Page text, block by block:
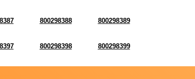
800298388 800298389
800298398 800298399